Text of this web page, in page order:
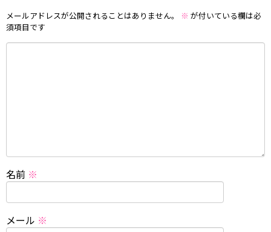
メールアドレスが公開されることはありません。 ※ が付いている欄は必
須項目です
名前 ※
メール ※